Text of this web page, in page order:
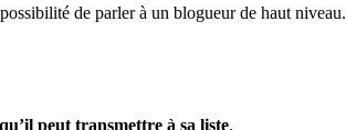
de parler à un blogueur de haut niveau.
peut transmettre à sa liste.